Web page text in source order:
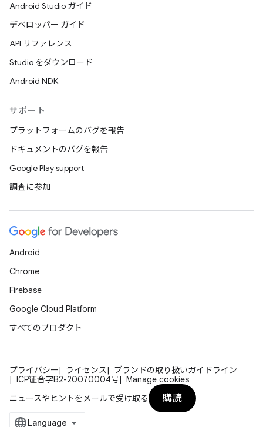
Android Studio ガイド
デベロッパー ガイド
API リファレンス
Studio をダウンロード
Android NDK
サポート
プラットフォームのバグを報告
ドキュメントのバグを報告
Google Play support
調査に参加
Android
Chrome
Firebase
Google Cloud Platform
すべてのプロダクト
プライバシー ライセンス
ブランドの取り扱いガイドライン
ICP证合字B2-20070004号
Manage cookies
ニュースやヒントをメールで受け取る
購読